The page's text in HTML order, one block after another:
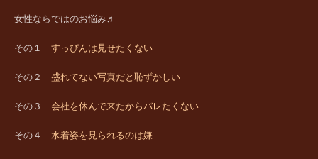
女性ならではのお悩み♬
その１ すっぴんは見せたくない
その２ 盛れてない写真だと恥ずかしい
その３ 会社を休んで来たからバレたくない
その４ 水着姿を見られるのは嫌